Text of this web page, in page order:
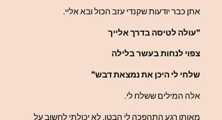
אתן כבר יודעות שקנדי עזב הכול ובא אליי.
"עולה לטיסה בדרך אלייך
צפוי לנחות בעשר בלילה
שלחי לי היכן את נמצאת דבש"
אלה המילים ששלח לי.
מאותו רגע התהפכה לי הבטן. לא יכולתי לחשוב על